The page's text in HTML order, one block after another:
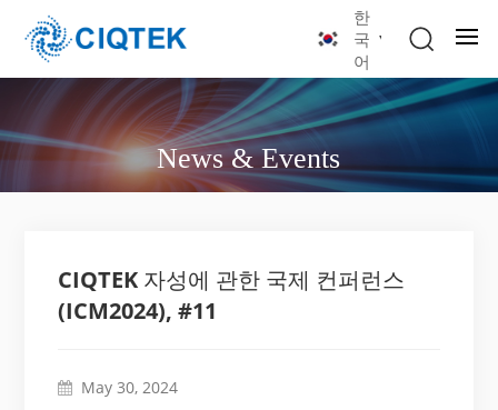
한
국
어
News & Events
CIQTEK 자성에 관한 국제 컨퍼런스
(ICM2024), #11
May 30, 2024